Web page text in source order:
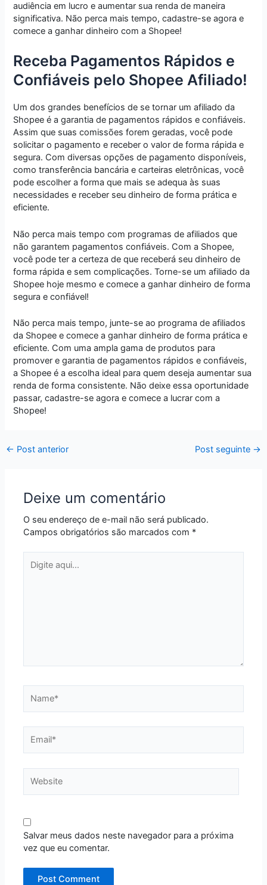
audiência em lucro e aumentar sua renda de maneira
significativa. Não perca mais tempo, cadastre-se agora e
comece a ganhar dinheiro com a Shopee!
Receba Pagamentos Rápidos e
Confiáveis pelo Shopee Afiliado!
Um dos grandes benefícios de se tornar um afiliado da
Shopee é a garantia de pagamentos rápidos e confiáveis.
Assim que suas comissões forem geradas, você pode
solicitar o pagamento e receber o valor de forma rápida e
segura. Com diversas opções de pagamento disponíveis,
como transferência bancária e carteiras eletrônicas, você
pode escolher a forma que mais se adequa às suas
necessidades e receber seu dinheiro de forma prática e
eficiente.
Não perca mais tempo com programas de afiliados que
não garantem pagamentos confiáveis. Com a Shopee,
você pode ter a certeza de que receberá seu dinheiro de
forma rápida e sem complicações. Torne-se um afiliado da
Shopee hoje mesmo e comece a ganhar dinheiro de forma
segura e confiável!
Não perca mais tempo, junte-se ao programa de afiliados
da Shopee e comece a ganhar dinheiro de forma prática e
eficiente. Com uma ampla gama de produtos para
promover e garantia de pagamentos rápidos e confiáveis,
a Shopee é a escolha ideal para quem deseja aumentar sua
renda de forma consistente. Não deixe essa oportunidade
passar, cadastre-se agora e comece a lucrar com a
Shopee!
← Post anterior Post seguinte →
Deixe um comentário
O seu endereço de e-mail não será publicado.
Campos obrigatórios são marcados com *
aqui...
Salvar meus dados neste navegador para a próxima
vez que eu comentar.